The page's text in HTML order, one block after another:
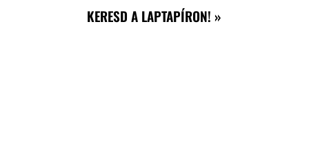
KERESD A LAPTAPÍRON! »